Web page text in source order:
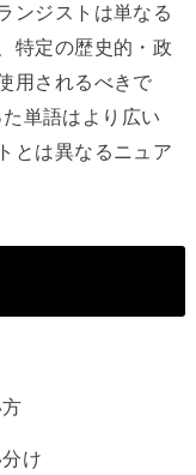
ンジストは単なる
特定の歴史的・政
用されるべきで
単語はより広い
とは異なるニュア
け